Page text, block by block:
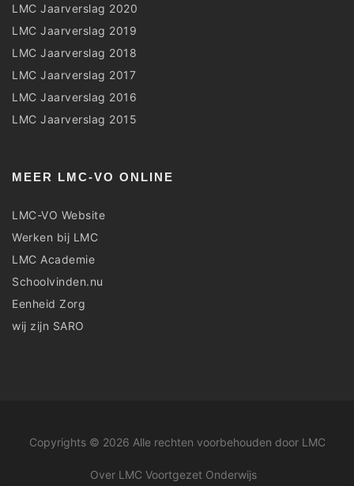
LMC Jaarverslag 2020
LMC Jaarverslag 2019
LMC Jaarverslag 2018
LMC Jaarverslag 2017
LMC Jaarverslag 2016
LMC Jaarverslag 2015
MEER LMC-VO ONLINE
LMC-VO Website
Werken bij LMC
LMC Academie
Schoolvinden.nu
Eenheid Zorg
wij zijn SARO
Copyrights © 2026 Alle rechten voorbehouden door LMC
Over LMC Voortgezet Onderwijs